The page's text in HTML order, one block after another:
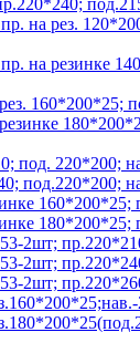
на рез.
на резинке
160*200*25;
под. 220*200;
под.220*200;
160*200*25;
180*200*25;
2шт;
2шт;
2шт;